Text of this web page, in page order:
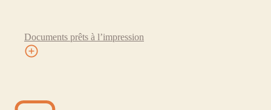
Documents prêts à l’impression